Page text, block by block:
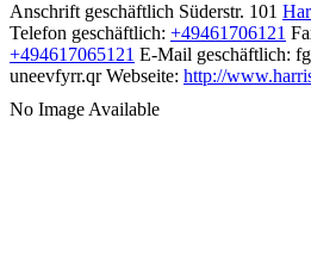
Anschrift geschäftlich Süderstr. 101
Telefon geschäftlich: +49461706121
+494617065121 E-Mail geschäftlich:
uneevfyrr.qr Webseite: http://
No Image Available